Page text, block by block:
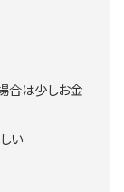
合は少しお金
い